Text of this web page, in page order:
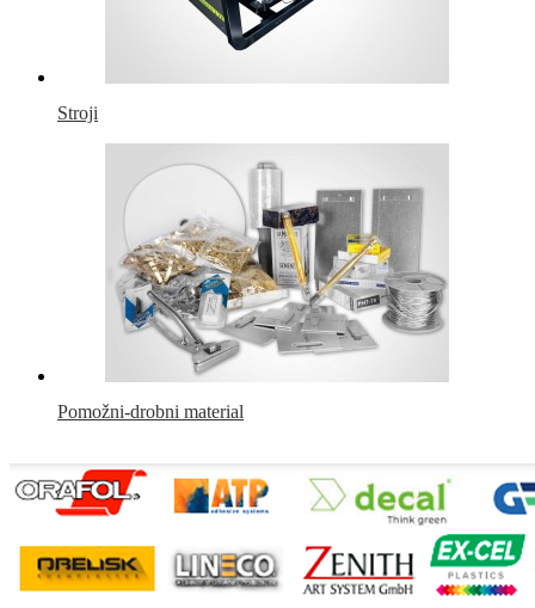
Stroji
Pomožni-drobni material